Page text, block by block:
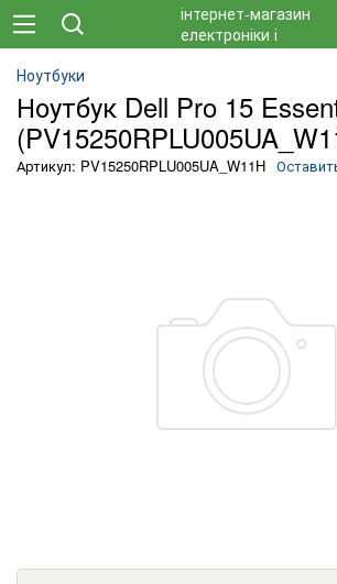
Ноутбуки
Ноутбук Dell Pro 15
Артикул: PV15250RPLU005UA_W11H